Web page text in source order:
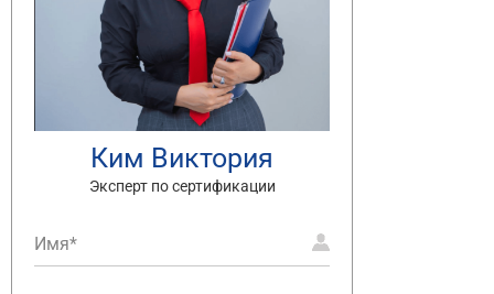
Ким Виктория
Эксперт по сертификации